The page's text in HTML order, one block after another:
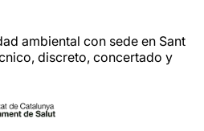
ambiental con sede en Sant
discreto, concertado y